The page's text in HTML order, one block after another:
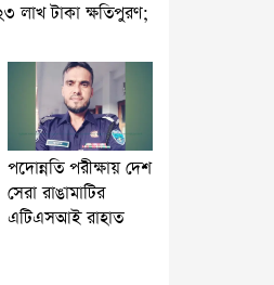
লাখ টাকা ক্ষতিপুরণ;
পদোন্নতি পরীক্ষায় দেশ
সেরা রাঙামাটির
এটিএসআই রাহাত